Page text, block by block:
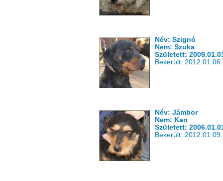
Név: Szignó
Nem: Szuka
Született:
Bekerült: 2012.01.06.
Név: Jámbor
Nem: Kan
Született:
Bekerült: 2012.01.09.